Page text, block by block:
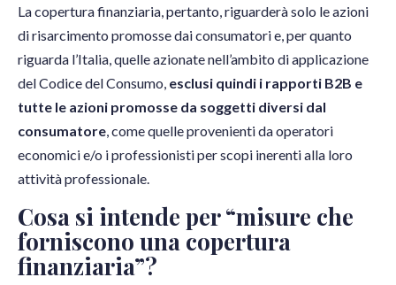
La copertura finanziaria, pertanto, riguarderà solo le azioni
di risarcimento promosse dai consumatori e, per quanto
riguarda l’Italia, quelle azionate nell’ambito di applicazione
del Codice del Consumo, esclusi quindi i rapporti B2B e
tutte le azioni promosse da soggetti diversi dal
consumatore, come quelle provenienti da operatori
economici e/o i professionisti per scopi inerenti alla loro
attività professionale.
Cosa si intende per “misure che
forniscono una copertura
finanziaria”?